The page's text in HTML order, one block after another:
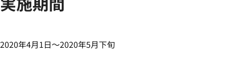
2020年4月1日～2020年5月下旬